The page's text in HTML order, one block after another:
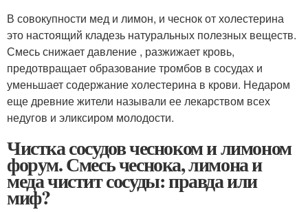
В совокупности мед и лимон, и чеснок от холестерина
это настоящий кладезь натуральных полезных веществ.
Смесь снижает давление , разжижает кровь,
предотвращает образование тромбов в сосудах и
уменьшает содержание холестерина в крови. Недаром
еще древние жители называли ее лекарством всех
недугов и эликсиром молодости.
Чистка сосудов чесноком и лимоном
форум. Смесь чеснока, лимона и
меда чистит сосуды: правда или
миф?